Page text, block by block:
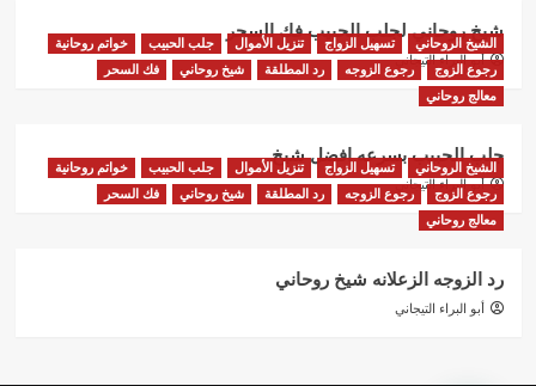
شيخ روحاني لجلب الحبيب فك السحر
أبو البراء التيجاني
الشيخ الروحاني تسهيل الزواج تنزيل الأموال جلب الحبيب
خواتم روحانية
رجوع الزوج
رجوع الزوجه رد المطلقة شيخ روحاني
فك السحر
معالج روحاني
جلب الحبيب بسرعه افضل شيخ
أبو البراء التيجاني
الشيخ الروحاني تسهيل الزواج تنزيل الأموال جلب الحبيب
خواتم روحانية
رجوع الزوج
رجوع الزوجه رد المطلقة شيخ روحاني
فك السحر
معالج روحاني
رد الزوجه الزعلانه شيخ روحاني
أبو البراء التيجاني